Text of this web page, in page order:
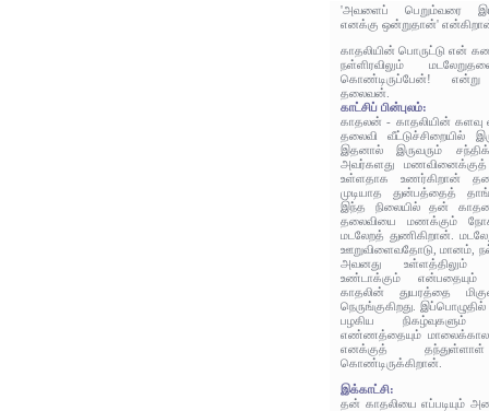
'அவளைப் பெறும்வரை
எனக்கு ஒன்றுதான்'
காதலியின் பொருட்டு என்
நள்ளிரவிலும்
கொண்டிருப்பேன்! என்று
தலைவன்.
காட்சிப் பின்புலம்:
காதலன் - காதலியின் களவு
தலைவி வீட்டுச்சிறையில்
இதனால் இருவரும்
அவர்களது
உள்ளதாக உணர்கிறான்
முடியாத துன்பத்தைத்
இந்த நிலையில் தன்
தலைவியை மணக்கும்
மடலேறத் துணிகிறான்.
ஊறுவிளைவதோடு, மானம்,
அவனது உள்ளத்திலும்
உண்டாக்கும்
காதலின் துயரத்தை
நெருங்குகிறது.
பழகிய
எண்ணத்தையும்
எனக்குத்
கொண்டிருக்கிறான்.
இக்காட்சி:
தன் காதலியை எப்படியும்